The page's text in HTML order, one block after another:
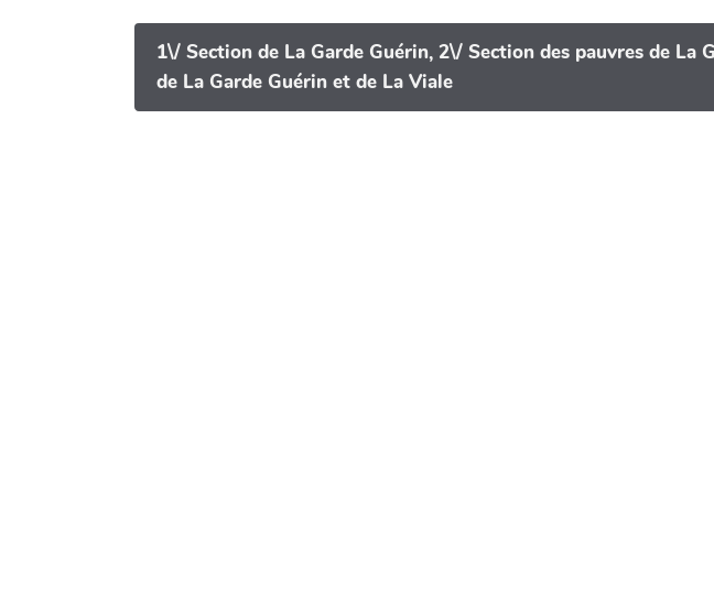
1\/ Section de La Garde Guérin, 2\/ Section des pauvres de
de La Garde Guérin et de La Viale